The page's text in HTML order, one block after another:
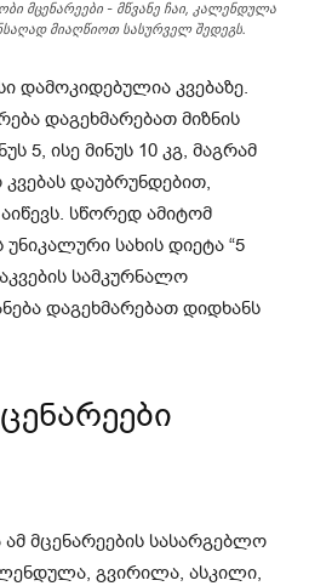
მცენარეები - მწვანე ჩაი, კალენდულა
მიაღწიოთ სასურველ შედეგს.
დამოკიდებულია კვებაზე.
დაგეხმარებათ მიზნის
5, ისე მინუს 10 კგ, მაგრამ
დაუბრუნდებით,
სწორედ ამიტომ
სახის დიეტა “5
სამკურნალო
დაგეხმარებათ დიდხანს
მცენარეების სასარგებლო
გვირილა, ასკილი,